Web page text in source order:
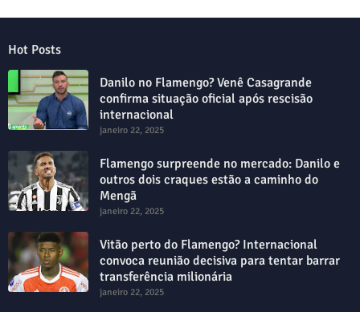
Hot Posts
Danilo no Flamengo? Venê Casagrande
confirma situação oficial após rescisão
internacional
janeiro 22, 2025
Flamengo surpreende no mercado: Danilo e
outros dois craques estão a caminho do
Mengã
janeiro 22, 2025
Vitão perto do Flamengo? Internacional
convoca reunião decisiva para tentar barrar
transferência milionária
janeiro 22, 2025